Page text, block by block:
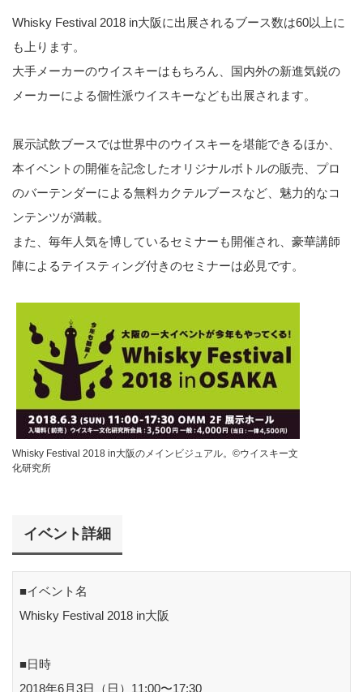
Whisky Festival 2018 in大阪に出展されるブース数は60以上に
も上ります。
大手メーカーのウイスキーはもちろん、国内外の新進気鋭の
メーカーによる個性派ウイスキーなども出展されます。
展示試飲ブースでは世界中のウイスキーを堪能できるほか、
本イベントの開催を記念したオリジナルボトルの販売、プロ
のバーテンダーによる無料カクテルブースなど、魅力的なコ
ンテンツが満載。
また、毎年人気を博しているセミナーも開催され、豪華講師
陣によるテイスティング付きのセミナーは必見です。
Whisky Festival 2018 in大阪のメインビジュアル。©︎ウイスキー文
化研究所
イベント詳細
■イベント名
Whisky Festival 2018 in大阪
■日時
2018年6月3日（日）11:00〜17:30